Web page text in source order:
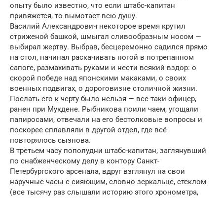
опыту было известно, что если штабс-капитан
привяжется, то вымотает всю душу.
Василий Александрович некоторое время крутил
стриженой башкой, шмыгал сливообразным носом —
выбирал жертву. Выбрав, бесцеремонно садился прямо
на стол, начинал раскачивать ногой в потрепанном
сапоге, размахивать руками и нести всякий вздор: о
скорой победе над японскими макаками, о своих
военных подвигах, о дороговизне столичной жизни.
Послать его к черту было нельзя — все-таки офицер,
ранен при Мукдене. Рыбникова поили чаем, угощали
папиросами, отвечали на его бестолковые вопросы и
поскорее сплавляли в другой отдел, где всё
повторялось сызнова.
В третьем часу пополудни штабс-капитан, заглянувший
по снабженческому делу в контору Санкт-
Петербургского арсенала, вдруг взглянул на свои
наручные часы с сияющим, словно зеркальце, стеклом
(все тысячу раз слышали историю этого хронометра,